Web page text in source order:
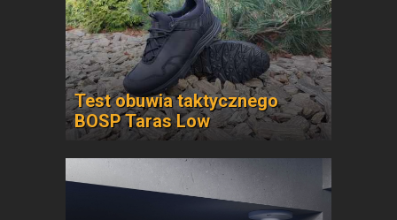
Test obuwia taktycznego
BOSP Taras Low